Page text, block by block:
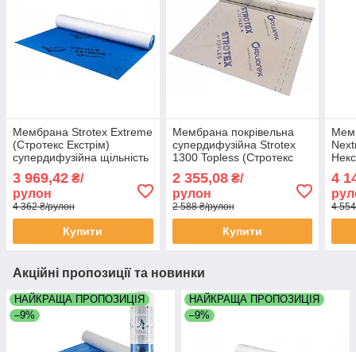
Мембрана Strotex Extreme
(Стротекс Екстрім)
супердифузійна щільність
метра 75 м2
3 969,42 ₴/
рулон
4 362 ₴/рулон
Купити
Мембрана покрівельна
супердифузійна Strotex
1300 Topless (Стротекс
1,5х50 метра рулон 75 м2
2 355,08₴/
рулон
2 588 ₴/рулон
Купити
4
4
Акційні пропозиції та новинки
НАЙКРАЩА ПРОПОЗИЦІЯ
–9%
НАЙКРАЩА ПРОПОЗИЦІЯ
–9%